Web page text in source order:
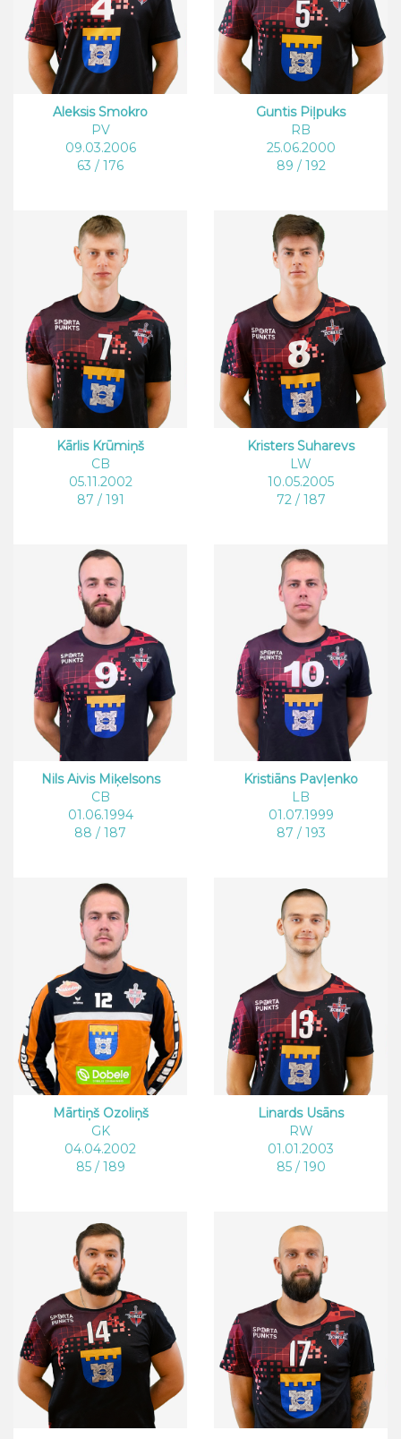
Aleksis Smokro
PV
09.03.2006
63 / 176
Guntis Piļpuks
RB
25.06.2000
89 / 192
Kārlis Krūmiņš
CB
05.11.2002
87 / 191
Kristers Suharevs
LW
10.05.2005
72 / 187
Nils Aivis Miķelsons
CB
01.06.1994
88 / 187
Kristiāns Pavļenko
LB
01.07.1999
87 / 193
Mārtiņš Ozoliņš
GK
04.04.2002
85 / 189
Linards Usāns
RW
01.01.2003
85 / 190